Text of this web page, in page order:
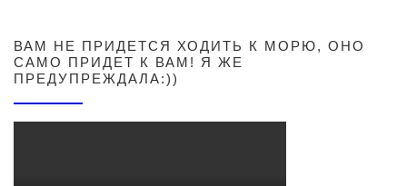
ВАМ НЕ ПРИДЕТСЯ ХОДИТЬ К МОРЮ, ОНО
САМО ПРИДЕТ К ВАМ! Я ЖЕ
ПРЕДУПРЕЖДАЛА:))